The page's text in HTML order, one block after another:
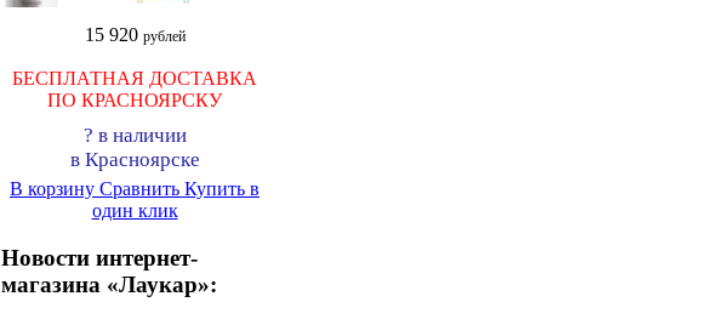
15 920 рублей
БЕСПЛАТНАЯ ДОСТАВКА
ПО КРАСНОЯРСКУ
? в наличии
в Красноярске
В корзину Сравнить Купить в
один клик
Новости интернет-
магазина «Лаукар»: